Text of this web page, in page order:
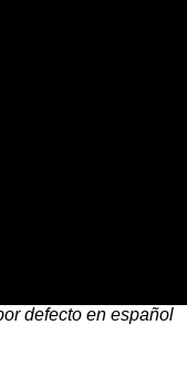
defecto en español